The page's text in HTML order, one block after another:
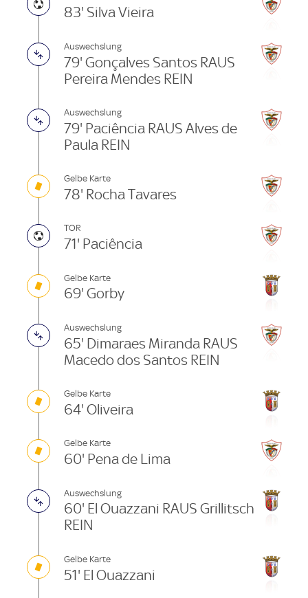
83' Silva Vieira
Auswechslung
79' Gonçalves Santos RAUS
Pereira Mendes REIN
Auswechslung
79' Paciência RAUS Alves de
Paula REIN
Gelbe Karte
78' Rocha Tavares
TOR
71' Paciência
Gelbe Karte
69' Gorby
Auswechslung
65' Dimaraes Miranda RAUS
Macedo dos Santos REIN
Gelbe Karte
64' Oliveira
Gelbe Karte
60' Pena de Lima
Auswechslung
60' El Ouazzani RAUS Grillitsch
REIN
Gelbe Karte
51' El Ouazzani